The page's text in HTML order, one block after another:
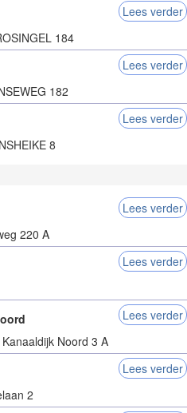
Lees verder
184
Lees verder
182
Lees verder
8
Lees verder
220 A
Lees verder
Lees verder
Kanaaldijk Noord 3 A
Lees verder
2